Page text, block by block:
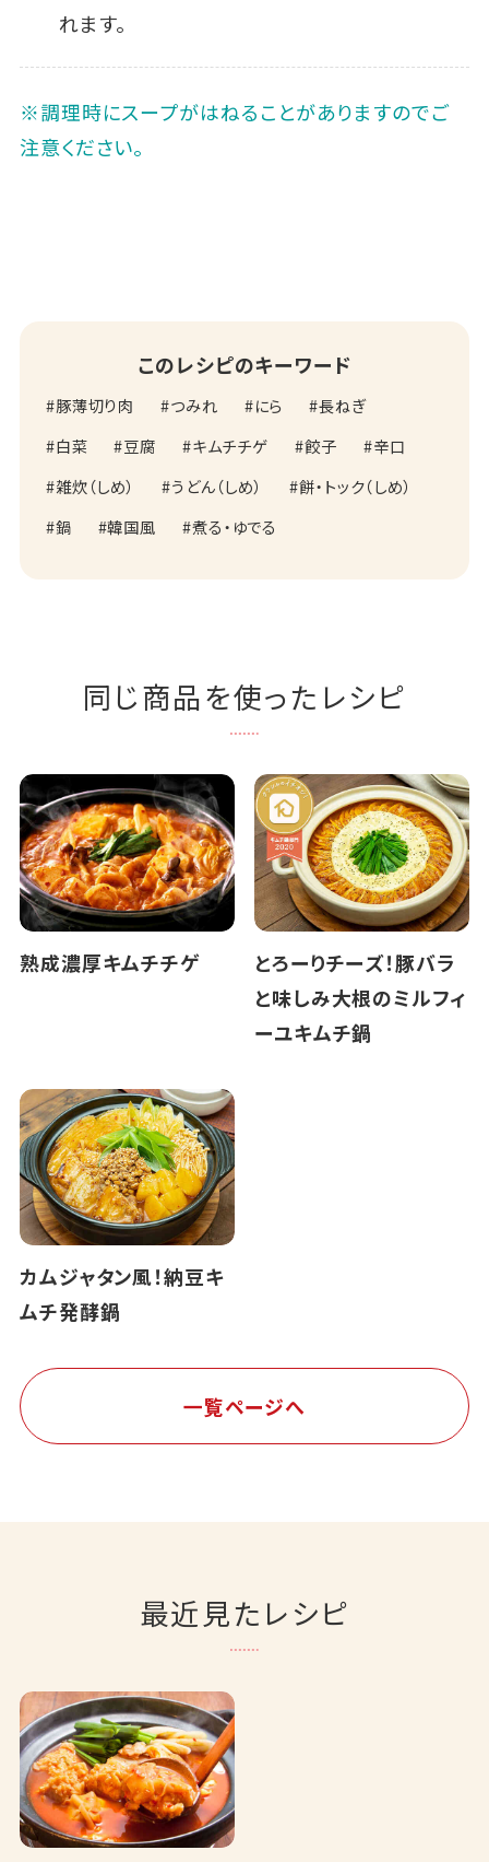
れます。
※調理時にスープがはねることがありますのでご
注意ください。
このレシピのキーワード
豚薄切り肉 つみれ にら
長ねぎ
白菜
豆腐 キムチチゲ 餃子
辛口
雑炊（しめ）
うどん（しめ）
餅・トック（しめ）
鍋
韓国風 煮る・ゆでる
同じ商品を使ったレシピ
熟成濃厚キムチチゲ
とろーりチーズ！豚バラ
と味しみ大根のミルフィ
ーユキムチ鍋
カムジャタン風！納豆キ
ムチ発酵鍋
一覧ページへ
最近見たレシピ